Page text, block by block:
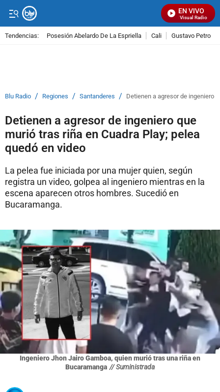
EN VIVO
Señal Visual Radio
Tendencias: Posesión Abelardo De La Espriella Cali Gustavo Petro
Blu Radio / Regiones / Santanderes / Detienen a agresor de ingeniero
Detienen a agresor de ingeniero que
murió tras riña en Cuadra Play; pelea
quedó en video
La pelea fue iniciada por una mujer quien, según
registra un video, golpea al ingeniero mientras en la
escena aparecen otros hombres. Sucedió en
Bucaramanga.
Ingeniero Jhon Jairo Gamboa, quien murió tras una riña en
Bucaramanga // Suministrada